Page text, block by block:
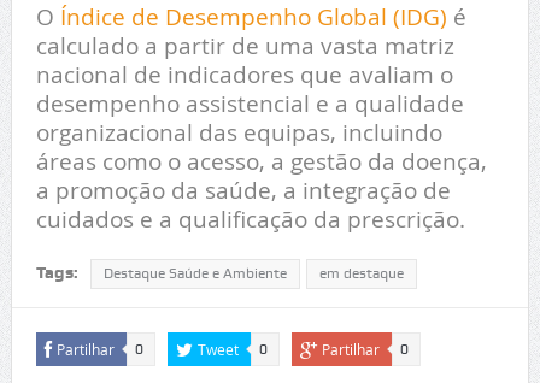
O Índice de Desempenho Global (IDG) é
calculado a partir de uma vasta matriz
nacional de indicadores que avaliam o
desempenho assistencial e a qualidade
organizacional das equipas, incluindo
áreas como o acesso, a gestão da doença,
a promoção da saúde, a integração de
cuidados e a qualificação da prescrição.
Tags: Destaque Saúde e Ambiente em destaque
Partilhar 0 Tweet 0 Partilhar 0